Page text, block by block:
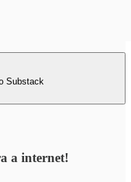
Substack
a internet!